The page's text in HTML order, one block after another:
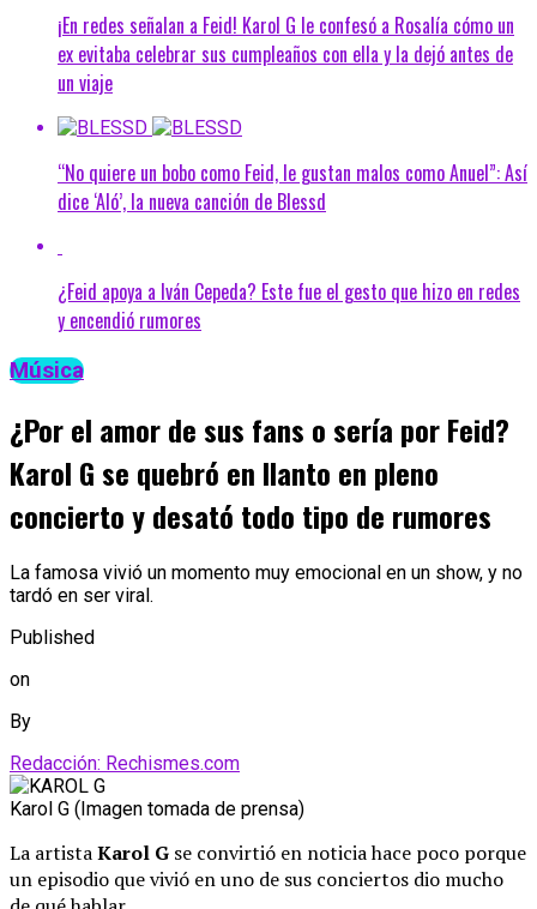
¡En redes señalan a Feid! Karol G le confesó a Rosalía cómo un
ex evitaba celebrar sus cumpleaños con ella y la dejó antes de
un viaje
“No quiere un bobo como Feid, le gustan malos como Anuel”: Así
dice ‘Aló’, la nueva canción de Blessd
¿Feid apoya a Iván Cepeda? Este fue el gesto que hizo en redes
y encendió rumores
Música
¿Por el amor de sus fans o sería por Feid?
Karol G se quebró en llanto en pleno
concierto y desató todo tipo de rumores
La famosa vivió un momento muy emocional en un show, y no
tardó en ser viral.
Published
on
By
Redacción: Rechismes.com
Karol G (Imagen tomada de prensa)
La artistaKarol G se convirtió en noticia hace poco porque
un episodio que vivió en uno de sus conciertos dio mucho